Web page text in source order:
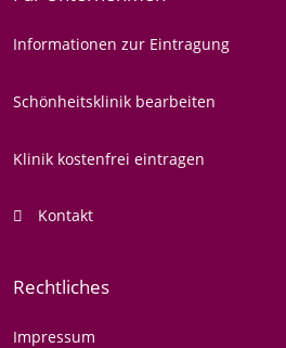
Informationen zur Eintragung
Schönheitsklinik bearbeiten
Klinik kostenfrei eintragen
Kontakt
Rechtliches
Impressum